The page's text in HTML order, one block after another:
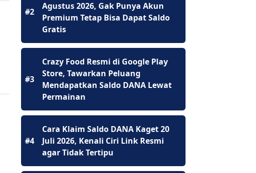
#2
Agustus 2026, Gak Punya Akun
Premium Tetap Bisa Dapat Saldo
Gratis
#3
Crazy Food Resmi di Google Play
Store, Tawarkan Peluang
Mendapatkan Saldo DANA Lewat
Permainan
#4
Cara Klaim Saldo DANA Kaget 20
Juli 2026, Kenali Ciri Link Resmi
agar Tidak Tertipu